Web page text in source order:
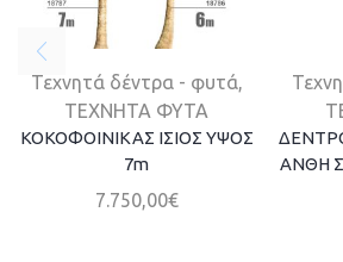
Τεχνητά δέντρα - φυτά,
ΤΕΧΝΗΤΑ ΦΥΤΑ
ΚΟΚΟΦΟΙΝΙΚΑΣ ΙΣΙΟΣ ΥΨΟΣ
7m
7.750,00€
ΑΝΘΗ